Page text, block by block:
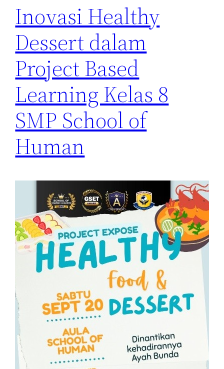
Inovasi Healthy
Dessert dalam
Project Based
Learning Kelas 8
SMP School of
Human